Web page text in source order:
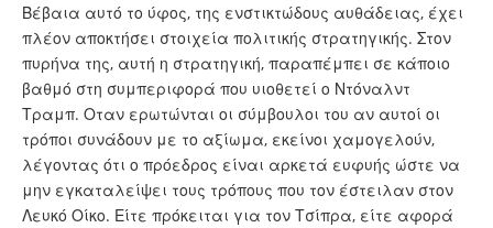
Βέβαια αυτό το ύφος, της ενστικτώδους αυθάδειας, έχει
πλέον αποκτήσει στοιχεία πολιτικής στρατηγικής. Στον
πυρήνα της, αυτή η στρατηγική, παραπέμπει σε κάποιο
βαθμό στη συμπεριφορά που υιοθετεί ο Ντόναλντ
Τραμπ. Οταν ερωτώνται οι σύμβουλοι του αν αυτοί οι
τρόποι συνάδουν με το αξίωμα, εκείνοι χαμογελούν,
λέγοντας ότι ο πρόεδρος είναι αρκετά ευφυής ώστε να
μην εγκαταλείψει τους τρόπους που τον έστειλαν στον
Λευκό Οίκο. Είτε πρόκειται για τον Τσίπρα, είτε αφορά